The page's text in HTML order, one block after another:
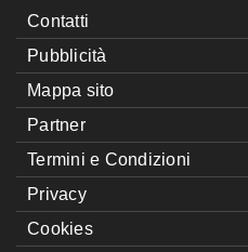
Contatti
Pubblicità
Mappa sito
Partner
Termini e Condizioni
Privacy
Cookies